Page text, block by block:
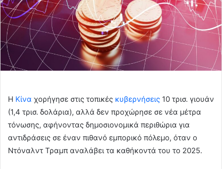
Η Κίνα χορήγησε στις τοπικές κυβερνήσεις 10 τρισ. γιουάν
(1,4 τρισ. δολάρια), αλλά δεν προχώρησε σε νέα μέτρα
τόνωσης, αφήνοντας δημοσιονομικά περιθώρια για
αντιδράσεις σε έναν πιθανό εμπορικό πόλεμο, όταν ο
Ντόναλντ Τραμπ αναλάβει τα καθήκοντά του το 2025.